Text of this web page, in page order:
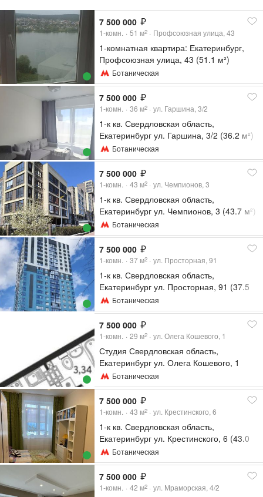
7 500 000
1-комн. 51 м2 Профсоюзная улица, 43
1-комнатная квартира: Екатеринбург,
Профсоюзная улица, 43 (51.1 м²)
Ботаническая
7 500 000
1-комн. 36 м2 ул. Гаршина, 3/2
1-к кв. Свердловская область,
Екатеринбург ул. Гаршина, 3/2 (36.2 м²)
Ботаническая
7 500 000
1-комн. 43 м2 ул. Чемпионов, 3
1-к кв. Свердловская область,
Екатеринбург ул. Чемпионов, 3 (43.7 м²)
Ботаническая
7 500 000
1-комн. 37 м2 ул. Просторная, 91
1-к кв. Свердловская область,
Екатеринбург ул. Просторная, 91 (37.5
м²) Ботаническая
7 500 000
1-комн. 29 м2 ул. Олега Кошевого, 1
Студия Свердловская область,
Екатеринбург ул. Олега Кошевого, 1
(29.52 м²)
Ботаническая
7 500 000
1-комн. 43 м2 ул. Крестинского, 6
1-к кв. Свердловская область,
Екатеринбург ул. Крестинского, 6 (43.0
м²) Ботаническая
7 500 000
1-комн. 42 м2 ул. Мраморская, 4/2